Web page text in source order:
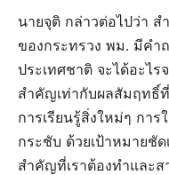
นายจุติ กล่าวต่อไปว่า
ของกระทรวง พม. มีคำ
ประเทศชาติ จะได้อะไ
สำคัญเท่ากับผลสัมฤทธิ์
การเรียนรู้สิ่งใหม่ๆ กา
กระชับ ด้วยเป้าหมายชั
สำคัญที่เราต้องทำและ